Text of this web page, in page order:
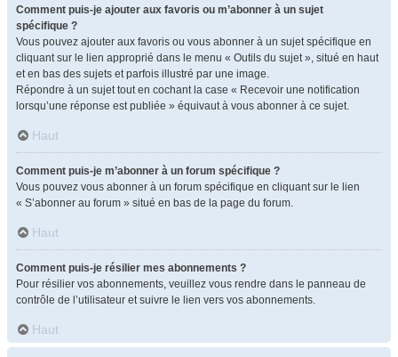
Comment puis-je ajouter aux favoris ou m’abonner à un sujet
spécifique ?
Vous pouvez ajouter aux favoris ou vous abonner à un sujet spécifique en
cliquant sur le lien approprié dans le menu « Outils du sujet », situé en haut
et en bas des sujets et parfois illustré par une image.
Répondre à un sujet tout en cochant la case « Recevoir une notification
lorsqu’une réponse est publiée » équivaut à vous abonner à ce sujet.
Haut
Comment puis-je m’abonner à un forum spécifique ?
Vous pouvez vous abonner à un forum spécifique en cliquant sur le lien
« S’abonner au forum » situé en bas de la page du forum.
Haut
Comment puis-je résilier mes abonnements ?
Pour résilier vos abonnements, veuillez vous rendre dans le panneau de
contrôle de l’utilisateur et suivre le lien vers vos abonnements.
Haut